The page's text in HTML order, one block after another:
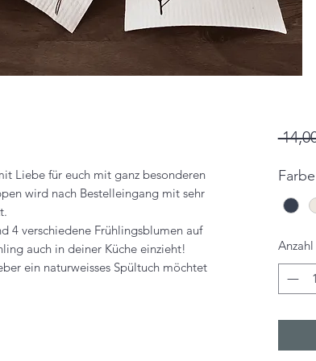
Liebe für euch mit ganz besonderen
wird nach Bestelleingang mit sehr
4 verschiedene Frühlingsblumen auf
auch in deiner Küche einzieht!
ein naturweisses Spültuch möchtet
Farbe
Anzahl